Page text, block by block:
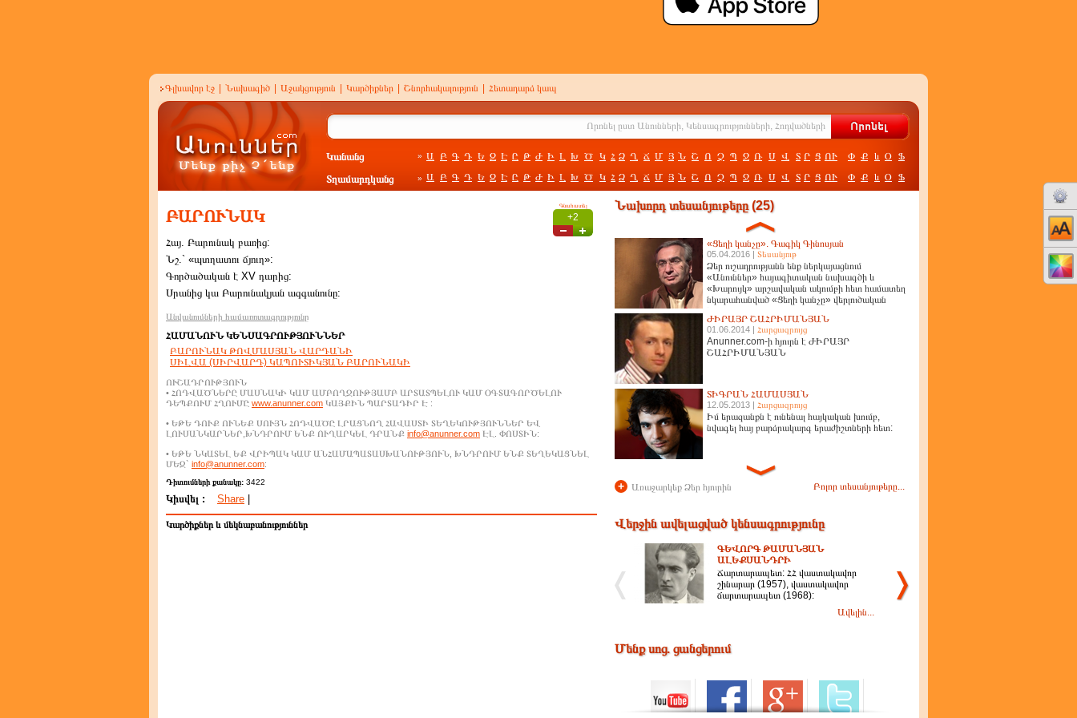
Գլխավոր էջ Նախագիծ Աջակցություն Կարծիքներ Շնորհակալություն Հետադարձ կապ
Կանանց » Ա Բ Գ Դ Ե Զ Է Ը Թ Ժ Ի Լ Խ Ծ Կ Հ Ձ Ղ Ճ Մ Յ Ն Շ Ո Չ Պ Ջ Ռ Ս Վ Տ Ր Ց ՈՒ Փ Ք և Օ Ֆ
Տղամարդկանց » Ա Բ Գ Դ Ե Զ Է Ը Թ Ժ Ի Լ Խ Ծ Կ Հ Ձ Ղ Ճ Մ Յ Ն Շ Ո Չ Պ Ջ Ռ Ս Վ Տ Ր Ց ՈՒ Փ Ք և Օ Ֆ
Գնահատել
+2
ԲԱՐՈՒՆԱԿ
Հայ. Բարունակ բառից:
Նշ.` «պտղատու ճյուղ»:
Գործածական է XV դարից:
Սրանից կա Բարունակյան ազգանունը:
Անվանումների համառոտագրությունը
ՀԱՄԱՆՈՒՆ ԿԵՆՍԱԳՐՈՒԹՅՈՒՆՆԵՐ
ԲԱՐՈՒՆԱԿ ԹՈՎՄԱՍՅԱՆ ՎԱՐԴԱՆԻ
ՍԻԼՎԱ (ՍԻՐՎԱՐԴ) ԿԱՊՈՒՏԻԿՅԱՆ ԲԱՐՈՒՆԱԿԻ
ՈՒՇԱԴՐՈՒԹՅՈՒՆ
• ՀՈԴՎԱԾՆԵՐԸ ՄԱՍՆԱԿԻ ԿԱՄ ԱՄԲՈՂՋՈՒԹՅԱՄԲ ԱՐՏԱՏՊԵԼՈՒ ԿԱՄ ՕԳՏԱԳՈՐԾԵԼՈՒ
ԴԵՊՔՈՒՄ ՀՂՈՒՄԸ www.anunner.com ԿԱՅՔԻՆ ՊԱՐՏԱԴԻՐ Է :
• ԵԹԵ ԴՈՒՔ ՈՒՆԵՔ ՍՈՒՅՆ ՀՈԴՎԱԾԸ ԼՐԱՑՆՈՂ ՀԱՎԱՍՏԻ ՏԵՂԵԿՈՒԹՅՈՒՆՆԵՐ ԵՎ
ԼՈՒՍԱՆԿԱՐՆԵՐ,ԽՆԴՐՈՒՄ ԵՆՔ ՈՒՂԱՐԿԵԼ ԴՐԱՆՔ info@anunner.com ԷԼ. ՓՈՍՏԻՆ:
• ԵԹԵ ՆԿԱՏԵԼ ԵՔ ՎՐԻՊԱԿ ԿԱՄ ԱՆՀԱՄԱՊԱՏԱՍԽԱՆՈՒԹՅՈՒՆ, ԽՆԴՐՈՒՄ ԵՆՔ ՏԵՂԵԿԱՑՆԵԼ
ՄԵԶ` info@anunner.com:
Դիտումների քանակը: 3422
Կիսվել : Share
Կարծիքներ և մեկնաբանություններ
Նախորդ տեսանյութերը (25)
«Ցեղի կանչը». Գագիկ Գինոսյան
05.04.2016 | Տեսանյութ
Ձեր ուշադրությանն ենք ներկայացնում
«Անուններ» հայագիտական նախագծի և
«Խարույկ» արշավական ակումբի հետ համատեղ
նկարահանված «Ցեղի կանչը» վերլուծական
ԺԻՐԱՅՐ ՇԱՀՐԻՄԱՆՅԱՆ
01.06.2014 | Հարցազրույց
Anunner.com-ի հյուրն է ԺԻՐԱՅՐ
ՇԱՀՐԻՄԱՆՅԱՆ
ՏԻԳՐԱՆ ՀԱՄԱՍՅԱՆ
12.05.2013 | Հարցազրույց
Իմ երազանքն է ունենալ հայկական խումբ,
նվագել հայ բարձրակարգ երաժիշտների հետ:
+ Առաջարկեք Ձեր հյուրին Բոլոր տեսանյութերը...
Վերջին ավելացված կենսագրությունը
ԳԵՎՈՐԳ ԹԱՄԱՆՅԱՆ
ԱԼԵՔՍԱՆԴՐԻ
Ճարտարապետ: ՀՀ վաստակավոր
շինարար (1957), վաստակավոր
ճարտարապետ (1968):
Ավելին...
Մենք սոց. ցանցերում